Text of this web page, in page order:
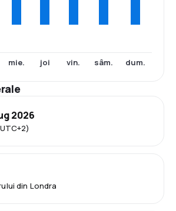
mie. joi vin. sâm. dum.
2026
din Londra